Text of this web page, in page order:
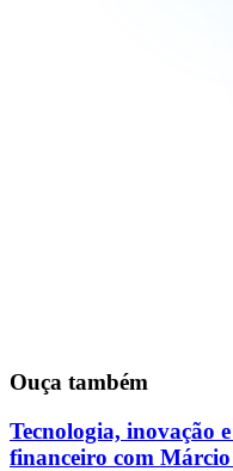
Ouça também
Tecnologia, inovação
financeiro com